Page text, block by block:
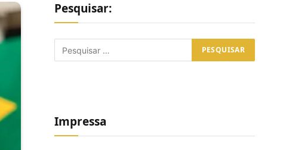
Pesquisar:
Impressa